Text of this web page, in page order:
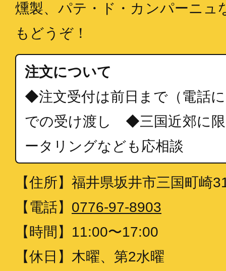
燻製、パテ・ド・カンパーニュ
もどうぞ！
注文について
◆注文受付は前日まで（電話
での受け渡し ◆三国近郊に
ータリングなども応相談
【住所】 福井県坂井市三国町崎
【電話】 0776-97-8903
【時間】 11:00〜17:00
【休日】 木曜、第2水曜